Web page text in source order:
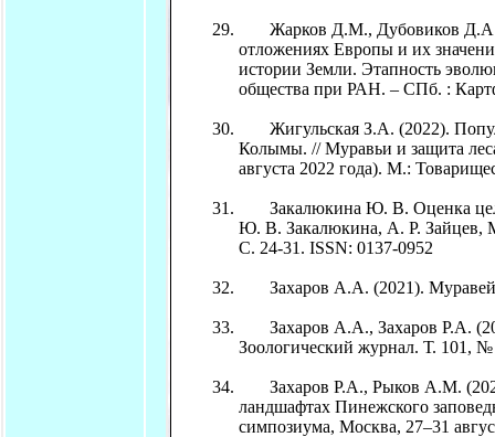
Жарков Д.М., Дубовиков Д.А.
отложениях Европы и их
истории Земли. Этапность
общества при РАН. – СПб. :
Жигульская З.А. (2022).
Колымы. // Муравьи и защита
августа 2022 года). М.:
Закалюкина Ю. В. Оценка
Ю. В. Закалюкина, А. Р. Зайцев,
С. 24-31. ISSN: 0137-0952
Захаров А.А. (2021).
Захаров А.А., Захаров Р.А.
Зоологический журнал. Т. 101, №
Захаров Р.А., Рыков А.М.
ландшафтах Пинежского
симпозиума, Москва, 27–31